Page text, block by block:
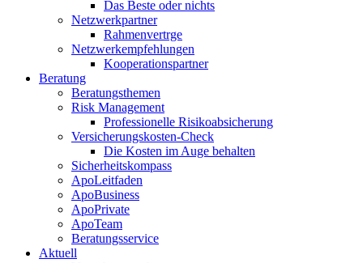
Das Beste oder nichts
Netzwerkpartner
Rahmenvertrge
Netzwerkempfehlungen
Kooperationspartner
Beratung
Beratungsthemen
Risk Management
Professionelle Risikoabsicherung
Versicherungskosten-Check
Die Kosten im Auge behalten
Sicherheitskompass
ApoLeitfaden
ApoBusiness
ApoPrivate
ApoTeam
Beratungsservice
Aktuell